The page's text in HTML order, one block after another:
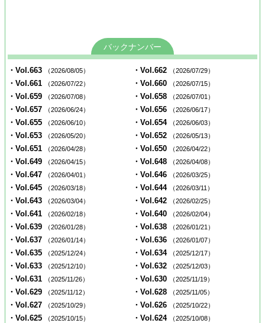
バックナンバー
・Vol.663 （2026/08/05） ・Vol.662 （2026/07/29）
・Vol.661 （2026/07/22） ・Vol.660 （2026/07/15）
・Vol.659 （2026/07/08） ・Vol.658 （2026/07/01）
・Vol.657 （2026/06/24） ・Vol.656 （2026/06/17）
・Vol.655 （2026/06/10） ・Vol.654 （2026/06/03）
・Vol.653 （2026/05/20） ・Vol.652 （2026/05/13）
・Vol.651 （2026/04/28） ・Vol.650 （2026/04/22）
・Vol.649 （2026/04/15） ・Vol.648 （2026/04/08）
・Vol.647 （2026/04/01） ・Vol.646 （2026/03/25）
・Vol.645 （2026/03/18） ・Vol.644 （2026/03/11）
・Vol.643 （2026/03/04） ・Vol.642 （2026/02/25）
・Vol.641 （2026/02/18） ・Vol.640 （2026/02/04）
・Vol.639 （2026/01/28） ・Vol.638 （2026/01/21）
・Vol.637 （2026/01/14） ・Vol.636 （2026/01/07）
・Vol.635 （2025/12/24） ・Vol.634 （2025/12/17）
・Vol.633 （2025/12/10） ・Vol.632 （2025/12/03）
・Vol.631 （2025/11/26） ・Vol.630 （2025/11/19）
・Vol.629 （2025/11/12） ・Vol.628 （2025/11/05）
・Vol.627 （2025/10/29） ・Vol.626 （2025/10/22）
・Vol.625 （2025/10/15） ・Vol.624 （2025/10/08）